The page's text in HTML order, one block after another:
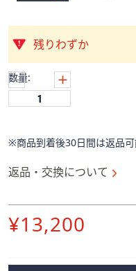
ワ
イ
し
て
閲
で
ま
残りわずか
数量:
※商品到着後30日間は返品可
返品・交換について
削
¥13,200